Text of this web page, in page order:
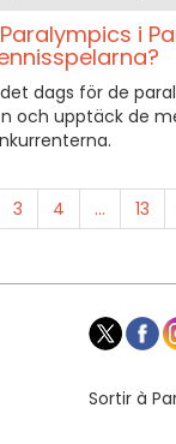
i
dags för de
och upptäck de
3 4 ... 13
Sortir à